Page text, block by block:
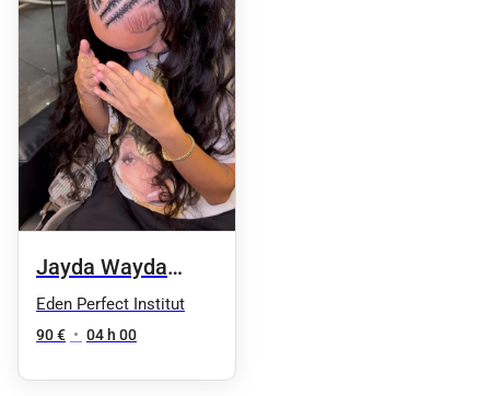
Jayda Wayda
Braids
Eden Perfect Institut
90 € • 04 h 00